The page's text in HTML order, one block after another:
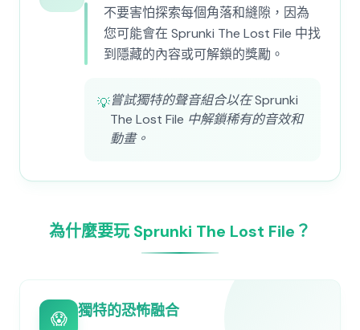
不要害怕探索每個角落和縫隙，因為
您可能會在 Sprunki The Lost File 中找
到隱藏的內容或可解鎖的獎勵。
💡嘗試獨特的聲音組合以在 Sprunki
The Lost File 中解鎖稀有的音效和
動畫。
為什麼要玩 Sprunki The Lost File？
😱 獨特的恐怖融合